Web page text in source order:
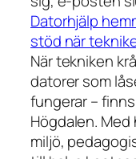
Datorhjälp
stöd när
När tekniken
datorer som
fungerar –
Högdalen.
miljö,